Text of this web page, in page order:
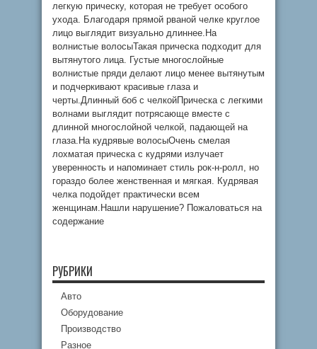
легкую прическу, которая не требует особого
ухода. Благодаря прямой рваной челке круглое
лицо выглядит визуально длиннее.На
волнистые волосыТакая прическа подходит для
вытянутого лица. Густые многослойные
волнистые пряди делают лицо менее вытянутым
и подчеркивают красивые глаза и
черты.Длинный боб с челкойПрическа с легкими
волнами выглядит потрясающе вместе с
длинной многослойной челкой, падающей на
глаза.На кудрявые волосыОчень смелая
лохматая прическа с кудрями излучает
уверенность и напоминает стиль рок-н-ролл, но
гораздо более женственная и мягкая. Кудрявая
челка подойдет практически всем
женщинам.Нашли нарушение? Пожаловаться на
содержание
РУБРИКИ
Авто
Оборудование
Производство
Разное